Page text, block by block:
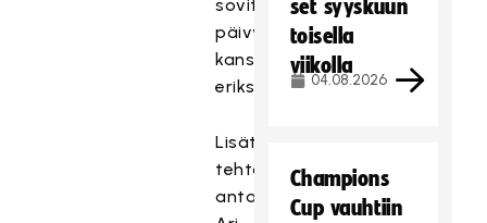
sovitaan
päivystäjän
kanssa
erikseen.
Lisätietoja
tehtävästä
antaa
set syyskuun
toisella
viikolla
04.08.2026
Champions
Cup vauhtiin